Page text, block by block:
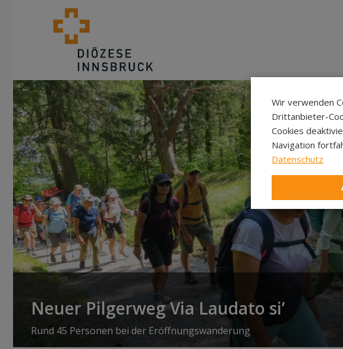
Neuer Pilgerweg Via Laudato si’
Rund 45 Personen bei der Eröffnungswanderung
Wir verwenden
Drittanbieter-
Cookies
Navigation
Datenschutz